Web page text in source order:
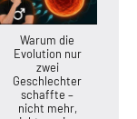
Warum die
Evolution nur
zwei
Geschlechter
schaffte –
nicht mehr,